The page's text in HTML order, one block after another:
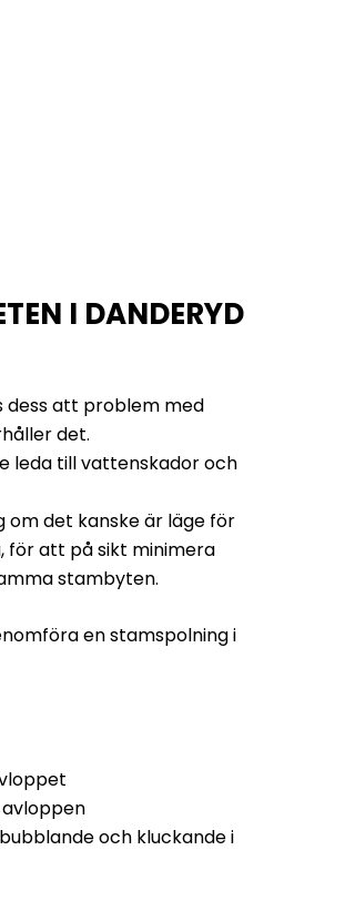
I DANDERYD
dess att problem med
det.
leda till vattenskador och
om det kanske är läge för
för att på sikt minimera
stambyten.
en stamspolning i
och kluckande i